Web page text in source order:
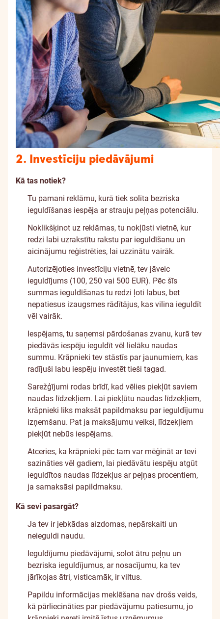
2. Investīciju piedāvājumi
Kā tas notiek?
Tu pamani reklāmu, kurā tiek solīta bezriska
ieguldīšanas iespēja ar strauju peļņas potenciālu.
Noklikšķinot uz reklāmas, tu nokļūsti vietnē, kur
redzi labi uzrakstītu rakstu par ieguldīšanu un
aicinājumu reģistrēties, lai uzzinātu vairāk.
Autorizējoties investīciju vietnē, tev jāveic
ieguldījums (100, 250 vai 500 EUR). Pēc šīs
summas ieguldīšanas tu redzi ļoti labus, bet
nepatiesus izaugsmes rādītājus, kas vilina ieguldīt
vēl vairāk.
Iespējams, tu saņemsi pārdošanas zvanu, kurā tev
piedāvās iespēju ieguldīt vēl lielāku naudas
summu. Krāpnieki tev stāstīs par jaunumiem, kas
radījuši labu iespēju investēt tieši tagad.
Sarežģījumi rodas brīdī, kad vēlies piekļūt saviem
naudas līdzekļiem. Lai piekļūtu naudas līdzekļiem,
krāpnieki liks maksāt papildmaksu par ieguldījumu
izņemšanu. Pat ja maksājumu veiksi, līdzekļiem
piekļūt nebūs iespējams.
Atceries, ka krāpnieki pēc tam var mēģināt ar tevi
sazināties vēl gadiem, lai piedāvātu iespēju atgūt
ieguldītos naudas līdzekļus ar peļņas procentiem,
ja samaksāsi papildmaksu.
Kā sevi pasargāt?
Ja tev ir jebkādas aizdomas, nepārskaiti un
neieguldi naudu.
Ieguldījumu piedāvājumi, solot ātru peļņu un
bezriska ieguldījumus, ar nosacījumu, ka tev
jārīkojas ātri, visticamāk, ir viltus.
Papildu informācijas meklēšana nav drošs veids,
kā pārliecināties par piedāvājumu patiesumu, jo